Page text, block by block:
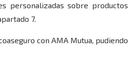
personalizadas sobre productos
7.
con AMA Mutua, pudiendo